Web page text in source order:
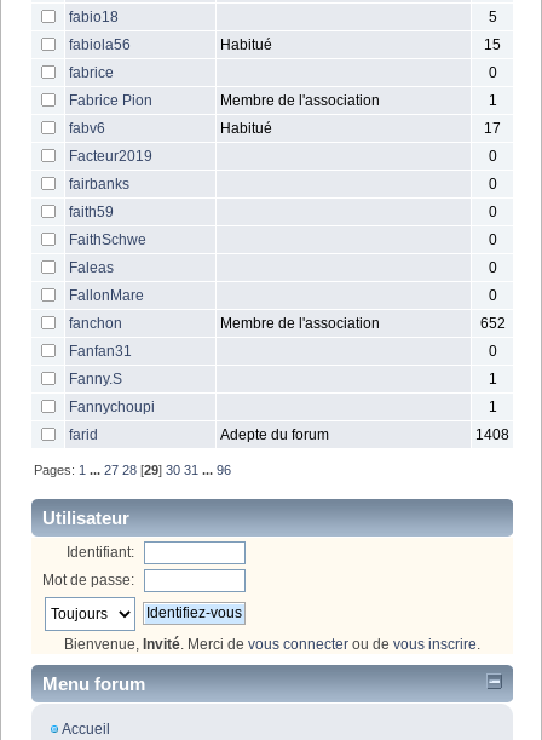
fabio18
5
fabiola56
Habitué
15
fabrice
0
Fabrice Pion
Membre de l'association
1
fabv6
Habitué
17
Facteur2019
0
fairbanks
0
faith59
0
FaithSchwe
0
Faleas
0
FallonMare
0
fanchon
Membre de l'association
652
Fanfan31
0
Fanny.S
1
Fannychoupi
1
farid
Adepte du forum 1408
Pages: 1 ...27 28 [29]30 31 ...96
Utilisateur
Identifiant:
Mot de passe:
Bienvenue, Invité. Merci de vous connecter ou de vous inscrire.
Menu forum
Accueil